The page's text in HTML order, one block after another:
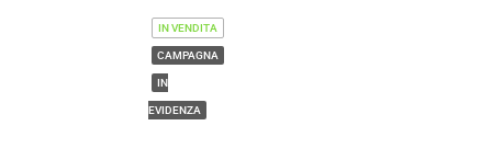
IN VENDITA
CAMPAGNA
IN
EVIDENZA